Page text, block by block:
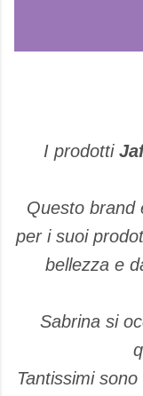
I prodotti
Questo brand
per i suoi
bellezza e
Sabrina si
Tantissimi